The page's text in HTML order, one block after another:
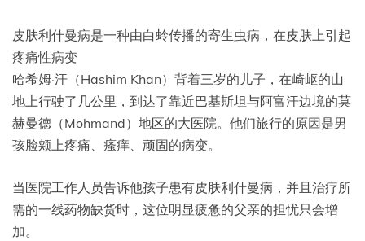
皮肤利什曼病是一种由白蛉传播的寄生虫病，在皮肤上引起
疼痛性病变
哈希姆·汗（Hashim Khan）背着三岁的儿子，在崎岖的山
地上行驶了几公里，到达了靠近巴基斯坦与阿富汗边境的莫
赫曼德（Mohmand）地区的大医院。他们旅行的原因是男
孩脸颊上疼痛、瘙痒、顽固的病变。
当医院工作人员告诉他孩子患有皮肤利什曼病，并且治疗所
需的一线药物缺货时，这位明显疲惫的父亲的担忧只会增
加。